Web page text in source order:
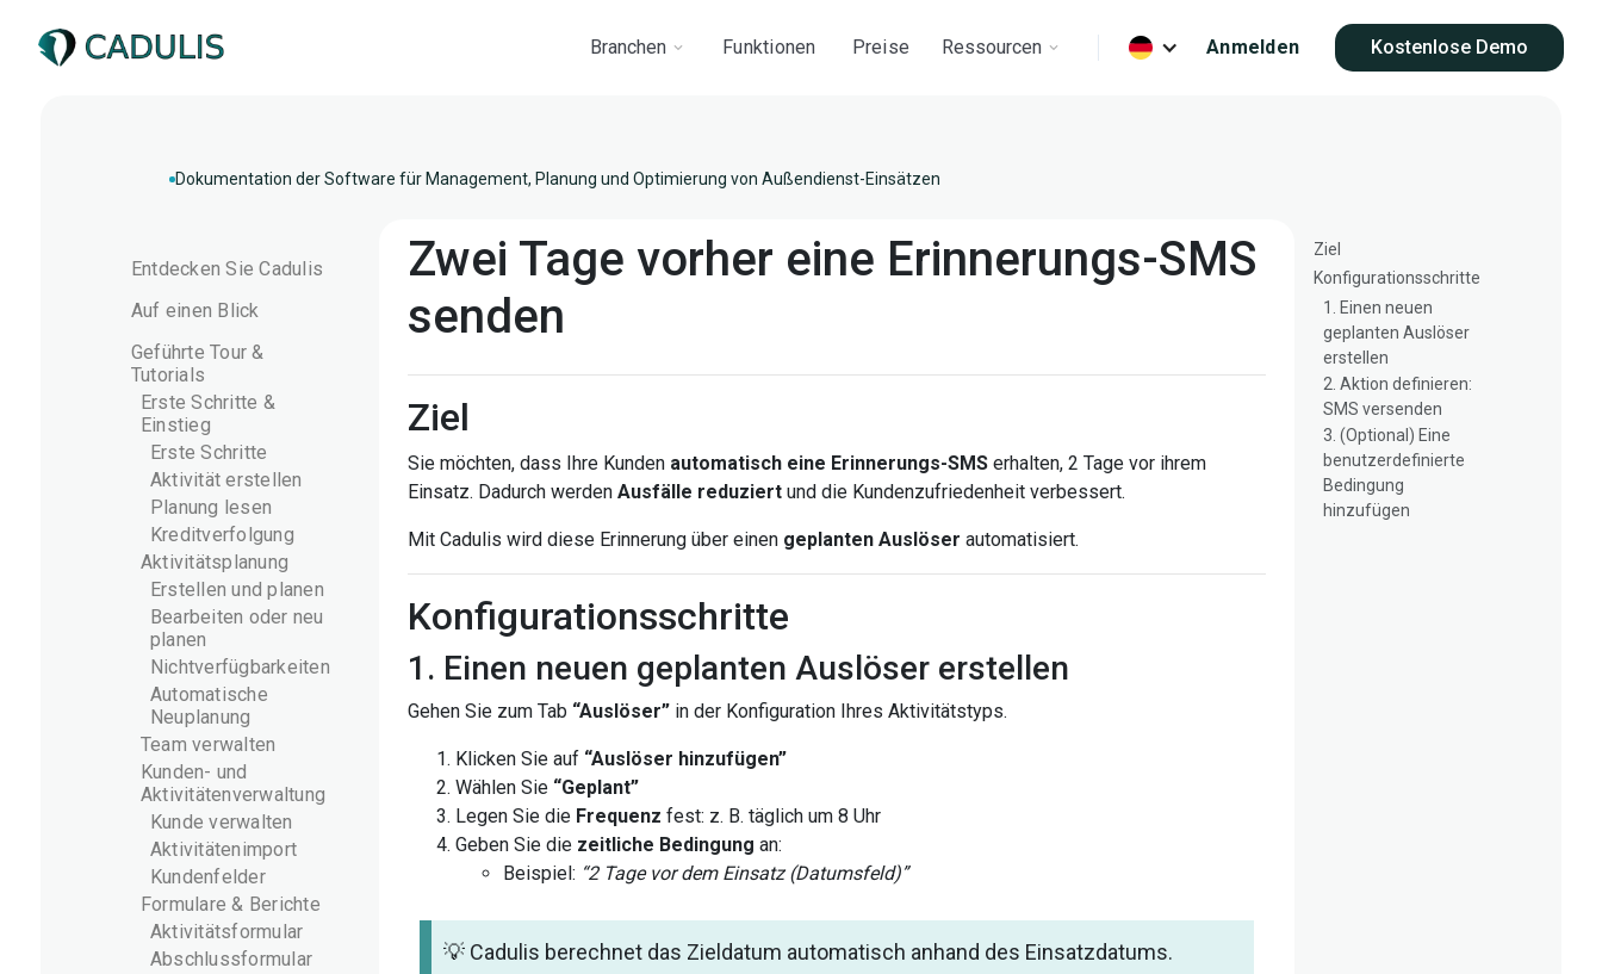
Branchen Funktionen Preise Ressourcen Anmelden Kostenlose Demo
Dokumentation der Software für Management, Planung und Optimierung von Außendienst-Einsätzen
Entdecken Sie Cadulis
Auf einen Blick
Geführte Tour &
Tutorials
Erste Schritte &
Einstieg
Erste Schritte
Aktivität erstellen
Planung lesen
Kreditverfolgung
Aktivitätsplanung
Erstellen und planen
Bearbeiten oder neu
planen
Nichtverfügbarkeiten
Automatische
Neuplanung
Team verwalten
Kunden- und
Aktivitätenverwaltung
Kunde verwalten
Aktivitätenimport
Kundenfelder
Formulare & Berichte
Aktivitätsformular
Abschlussformular
Zwei Tage vorher eine Erinnerungs-SMS
senden
Ziel
Sie möchten, dass Ihre Kunden automatisch eine Erinnerungs-SMSerhalten, 2 Tage vor ihrem
Einsatz. Dadurch werden Ausfälle reduziertund die Kundenzufriedenheit verbessert.
Mit Cadulis wird diese Erinnerung über einen geplanten Auslöser automatisiert.
Konfigurationsschritte
1. Einen neuen geplanten Auslöser erstellen
Gehen Sie zum Tab “Auslöser”in der Konfiguration Ihres Aktivitätstyps.
Klicken Sie auf “Auslöser hinzufügen”
Wählen Sie “Geplant”
Legen Sie die Frequenz fest: z. B. täglich um 8 Uhr
Geben Sie die zeitliche Bedingung an:
Beispiel: “2 Tage vor dem Einsatz (Datumsfeld)”
💡 Cadulis berechnet das Zieldatum automatisch anhand des Einsatzdatums.
Ziel
Konfigurationsschritte
1. Einen neuen
geplanten Auslöser
erstellen
2. Aktion definieren:
SMS versenden
3. (Optional) Eine
benutzerdefinierte
Bedingung
hinzufügen